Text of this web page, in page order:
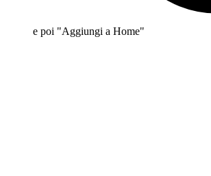
e poi "Aggiungi a Home"